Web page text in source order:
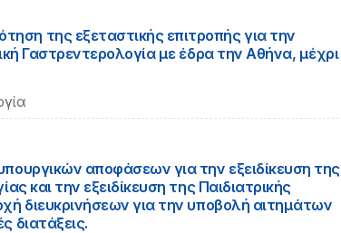
της εξεταστικής επιτροπής για την
Γαστρεντερολογία με έδρα την Αθήνα, μέχρι
αποφάσεων για την εξειδίκευση της
και την εξειδίκευση της Παιδιατρικής
διευκρινήσεων για την υποβολή αιτημάτων
διατάξεις.